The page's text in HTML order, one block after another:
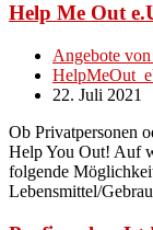
Help Me Out
Angebote
22. Juli 2021
Ob Privatpersonen
Help You Out! Auf
folgende
Lebensmittel/